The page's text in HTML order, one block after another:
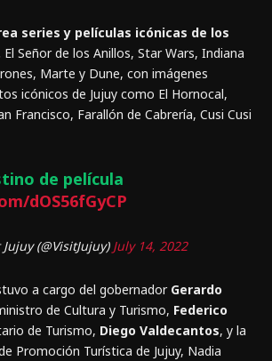
series y películas icónicas de los
El Señor de los Anillos, Star Wars, Indiana
Marte y Dune, con imágenes
icónicos de Jujuy como El Hornocal,
Francisco, Farallón de Cabrería, Cusi Cusi
de película
dOS56fGyCP
(@VisitJujuy) July 14, 2022
a cargo del gobernador Gerardo
de Cultura y Turismo, Federico
de Turismo, Diego Valdecantos, y la
Promoción Turística de Jujuy, Nadia